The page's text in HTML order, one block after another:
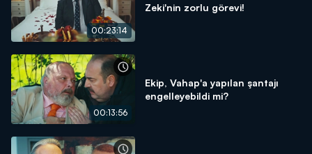
00:23:14
Zeki'nin zorlu görevi!
00:13:56
Ekip, Vahap'a yapılan şantajı
engelleyebildi mi?